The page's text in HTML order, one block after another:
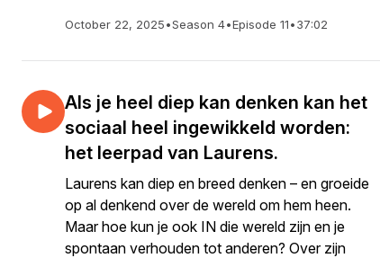
October 22, 2025•Season 4•Episode 11•37:02
Als je heel diep kan denken kan het
sociaal heel ingewikkeld worden:
het leerpad van Laurens.
Laurens kan diep en breed denken – en groeide
op al denkend over de wereld om hem heen.
Maar hoe kun je ook IN die wereld zijn en je
spontaan verhouden tot anderen? Over zijn